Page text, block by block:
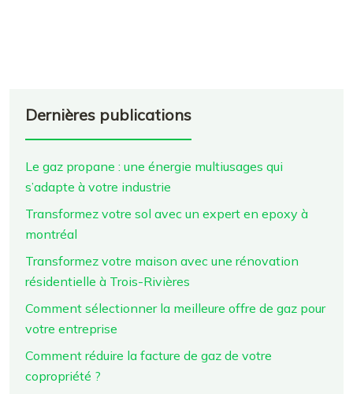
Dernières publications
Le gaz propane : une énergie multiusages qui
s’adapte à votre industrie
Transformez votre sol avec un expert en epoxy à
montréal
Transformez votre maison avec une rénovation
résidentielle à Trois-Rivières
Comment sélectionner la meilleure offre de gaz pour
votre entreprise
Comment réduire la facture de gaz de votre
copropriété ?